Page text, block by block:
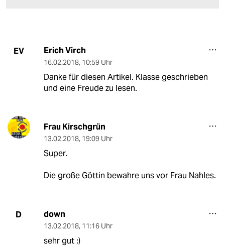
EV Erich Virch
16.02.2018, 10:59 Uhr
Danke für diesen Artikel. Klasse geschrieben
und eine Freude zu lesen.
Frau Kirschgrün
13.02.2018, 19:09 Uhr
Super.
Die große Göttin bewahre uns vor Frau Nahles.
D down
13.02.2018, 11:16 Uhr
sehr gut :)